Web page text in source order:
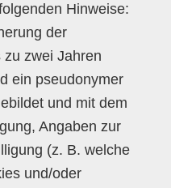
Hinweise:
der
zwei Jahren
ein pseudonymer
und mit dem
Angaben zur
(z. B. welche
und/oder